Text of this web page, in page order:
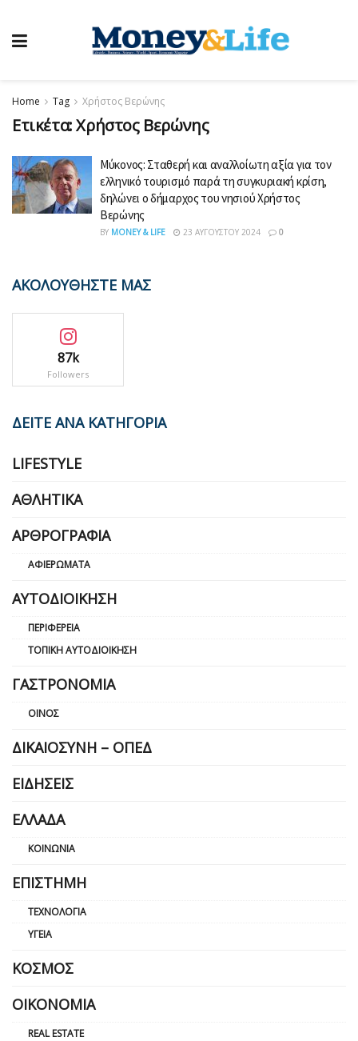
Home Tag Χρήστος Βερώνης
Ετικέτα:Χρήστος Βερώνης
Μύκονος: Σταθερή και αναλλοίωτη αξία για τον
ελληνικό τουρισμό παρά τη συγκυριακή κρίση,
δηλώνει ο δήμαρχος του νησιού Χρήστος
Βερώνης
BY MONEY & LIFE 23 ΑΥΓΟΎΣΤΟΥ 2024 0
ΑΚΟΛΟΥΘΗΣΤΕ ΜΑΣ
87k
Followers
ΔΕΙΤΕ ΑΝΑ ΚΑΤΗΓΟΡΙΑ
LIFESTYLE
ΑΘΛΗΤΙΚΆ
ΑΡΘΡΟΓΡΑΦΊΑ
ΑΦΙΕΡΏΜΑΤΑ
ΑΥΤΟΔΙΟΊΚΗΣΗ
ΠΕΡΙΦΈΡΕΙΑ
ΤΟΠΙΚΉ ΑΥΤΟΔΙΟΊΚΗΣΗ
ΓΑΣΤΡΟΝΟΜΊΑ
ΟΊΝΟΣ
ΔΙΚΑΙΟΣΎΝΗ – ΟΠΕΔ
ΕΙΔΉΣΕΙΣ
ΕΛΛΆΔΑ
ΚΟΙΝΩΝΊΑ
ΕΠΙΣΤΉΜΗ
ΤΕΧΝΟΛΟΓΊΑ
ΥΓΕΊΑ
ΚΌΣΜΟΣ
ΟΙΚΟΝΟΜΊΑ
REAL ESTATE